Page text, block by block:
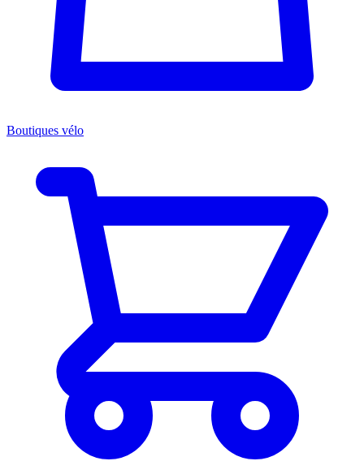
Boutiques vélo